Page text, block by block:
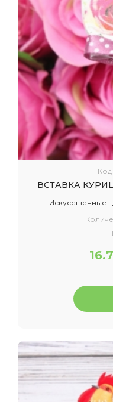
Код
ВСТАВКА
Искусственные